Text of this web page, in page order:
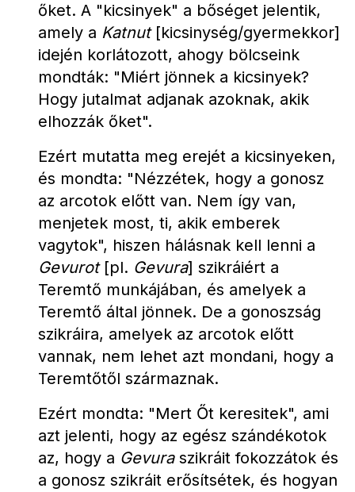
őket. A "kicsinyek" a bőséget jelentik,
amely a Katnut [kicsinység/gyermekkor]
idején korlátozott, ahogy bölcseink
mondták: "Miért jönnek a kicsinyek?
Hogy jutalmat adjanak azoknak, akik
elhozzák őket".
Ezért mutatta meg erejét a kicsinyeken,
és mondta: "Nézzétek, hogy a gonosz
az arcotok előtt van. Nem így van,
menjetek most, ti, akik emberek
Gevurot [pl. Gevura] szikráiért a
Teremtő munkájában, és amelyek a
Teremtő által jönnek. De a gonoszság
szikráira, amelyek az arcotok előtt
vannak, nem lehet azt mondani, hogy a
Teremtőtől származnak.
Ezért mondta: "Mert Őt keresitek", ami
azt jelenti, hogy az egész szándékotok
az, hogy a Gevura szikráit fokozzátok és
a gonosz szikráit erősítsétek, és hogyan